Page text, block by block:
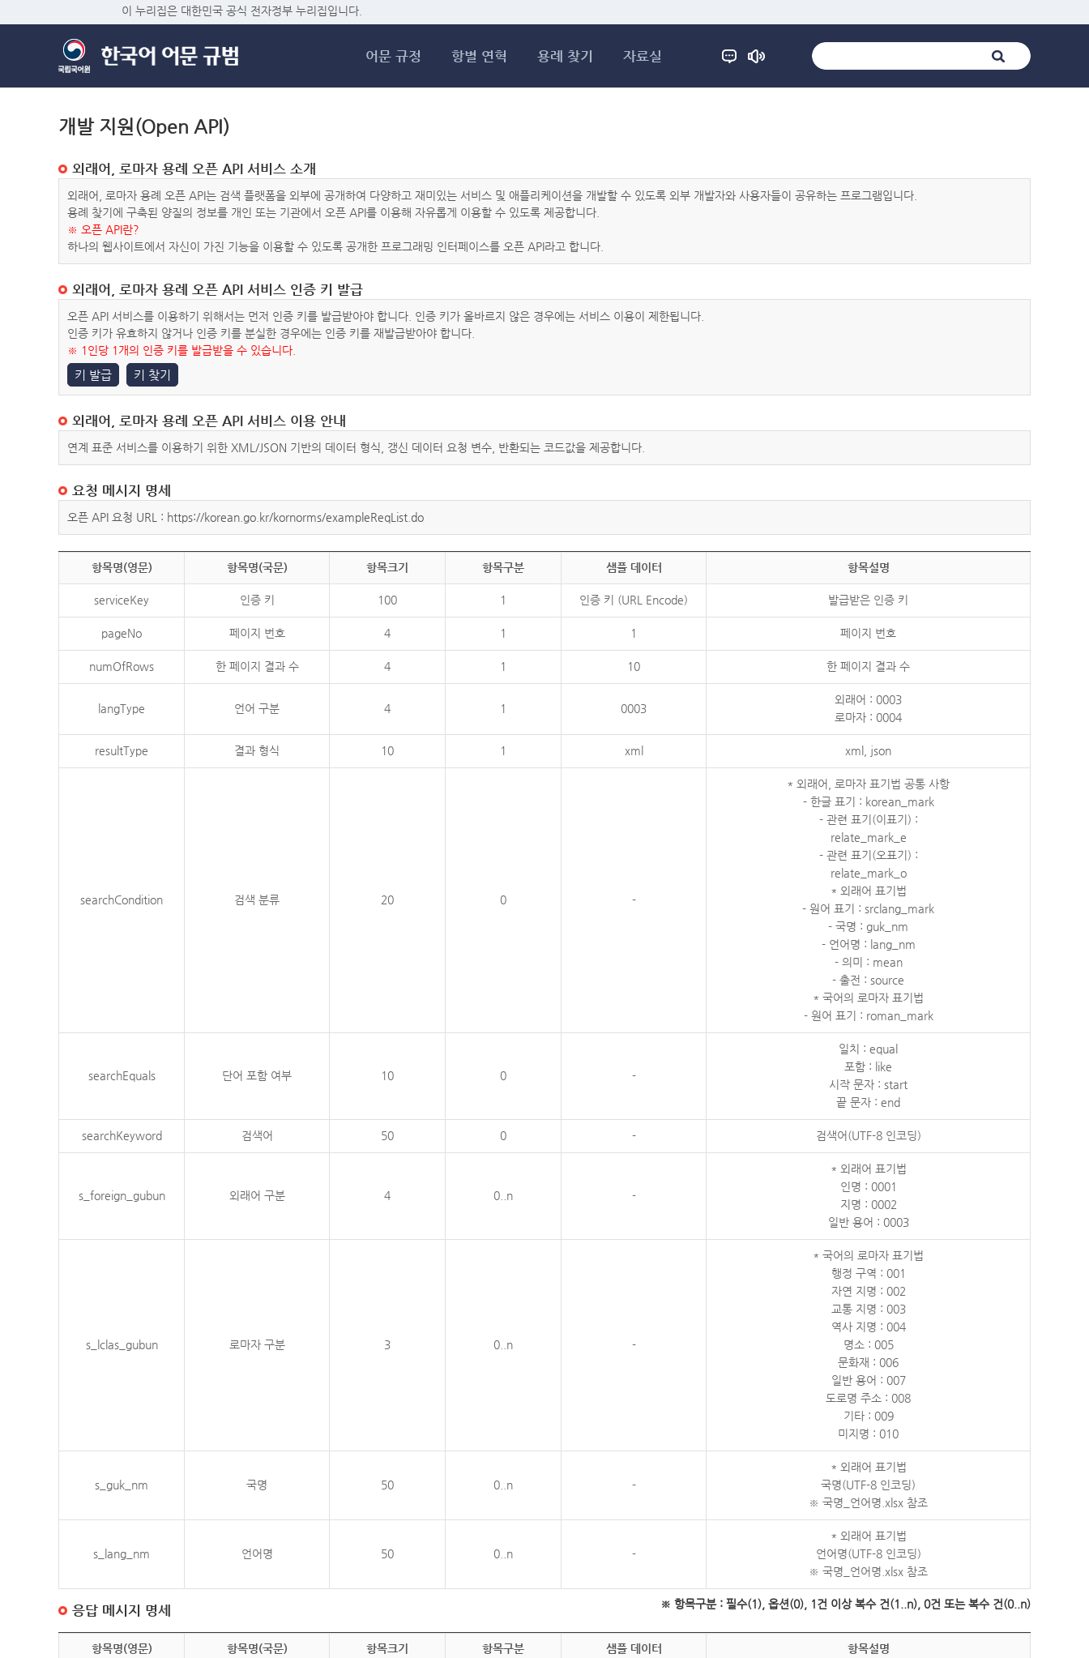
이 누리집은 대한민국 공식 전자정부 누리집입니다.
어문 규정 항별 연혁 용례 찾기 자료실
개발 지원(Open API)
외래어, 로마자 용례 오픈 API 서비스 소개
외래어, 로마자 용례 오픈 API는 검색 플랫폼을 외부에 공개하여 다양하고 재미있는 서비스 및 애플리케이션을 개발할 수 있도록 외부 개발자와 사용자들이 공유하는 프로그램입니다.
용례 찾기에 구축된 양질의 정보를 개인 또는 기관에서 오픈 API를 이용해 자유롭게 이용할 수 있도록 제공합니다.
※ 오픈 API란?
하나의 웹사이트에서 자신이 가진 기능을 이용할 수 있도록 공개한 프로그래밍 인터페이스를 오픈 API라고 합니다.
외래어, 로마자 용례 오픈 API 서비스 인증 키 발급
오픈 API 서비스를 이용하기 위해서는 먼저 인증 키를 발급받아야 합니다. 인증 키가 올바르지 않은 경우에는 서비스 이용이 제한됩니다.
인증 키가 유효하지 않거나 인증 키를 분실한 경우에는 인증 키를 재발급받아야 합니다.
※ 1인당 1개의 인증 키를 발급받을 수 있습니다.
키 발급 키 찾기
외래어, 로마자 용례 오픈 API 서비스 이용 안내
연계 표준 서비스를 이용하기 위한 XML/JSON 기반의 데이터 형식, 갱신 데이터 요청 변수, 반환되는 코드값을 제공합니다.
요청 메시지 명세
오픈 API 요청 URL : https://korean.go.kr/kornorms/exampleReqList.do
항목명(영문) 항목명(국문) 항목크기 항목구분 샘플 데이터 항목설명
serviceKey 인증 키 100 1 인증 키 (URL Encode) 발급받은 인증 키
pageNo 페이지 번호 4 1 1 페이지 번호
numOfRows 한 페이지 결과 수 4 1 10 한 페이지 결과 수
langType 언어 구분 4 1 0003
외래어 : 0003
로마자 : 0004
resultType 결과 형식 10 1 xml xml, json
searchCondition 검색 분류 20 0 -
* 외래어, 로마자 표기법 공통 사항
- 한글 표기 : korean_mark
- 관련 표기(이표기) :
relate_mark_e
- 관련 표기(오표기) :
relate_mark_o
* 외래어 표기법
- 원어 표기 : srclang_mark
- 국명 : guk_nm
- 언어명 : lang_nm
- 의미 : mean
- 출전 : source
* 국어의 로마자 표기법
- 원어 표기 : roman_mark
searchEquals 단어 포함 여부 10 0 -
일치 : equal
포함 : like
시작 문자 : start
끝 문자 : end
searchKeyword 검색어 50 0 - 검색어(UTF-8 인코딩)
s_foreign_gubun 외래어 구분 4 0..n -
* 외래어 표기법
인명 : 0001
지명 : 0002
일반 용어 : 0003
s_lclas_gubun 로마자 구분 3 0..n -
* 국어의 로마자 표기법
행정 구역 : 001
자연 지명 : 002
교통 지명 : 003
역사 지명 : 004
명소 : 005
문화재 : 006
일반 용어 : 007
도로명 주소 : 008
기타 : 009
미지명 : 010
s_guk_nm 국명 50 0..n -
* 외래어 표기법
국명(UTF-8 인코딩)
※ 국명_언어명.xlsx 참조
s_lang_nm 언어명 50 0..n -
* 외래어 표기법
언어명(UTF-8 인코딩)
※ 국명_언어명.xlsx 참조
※ 항목구분 : 필수(1), 옵션(0), 1건 이상 복수 건(1..n), 0건 또는 복수 건(0..n)
응답 메시지 명세
항목명(영문) 항목명(국문) 항목크기 항목구분 샘플 데이터 항목설명